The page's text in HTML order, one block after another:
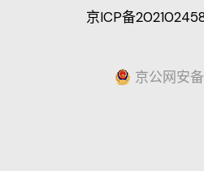
京ICP备
京公网安